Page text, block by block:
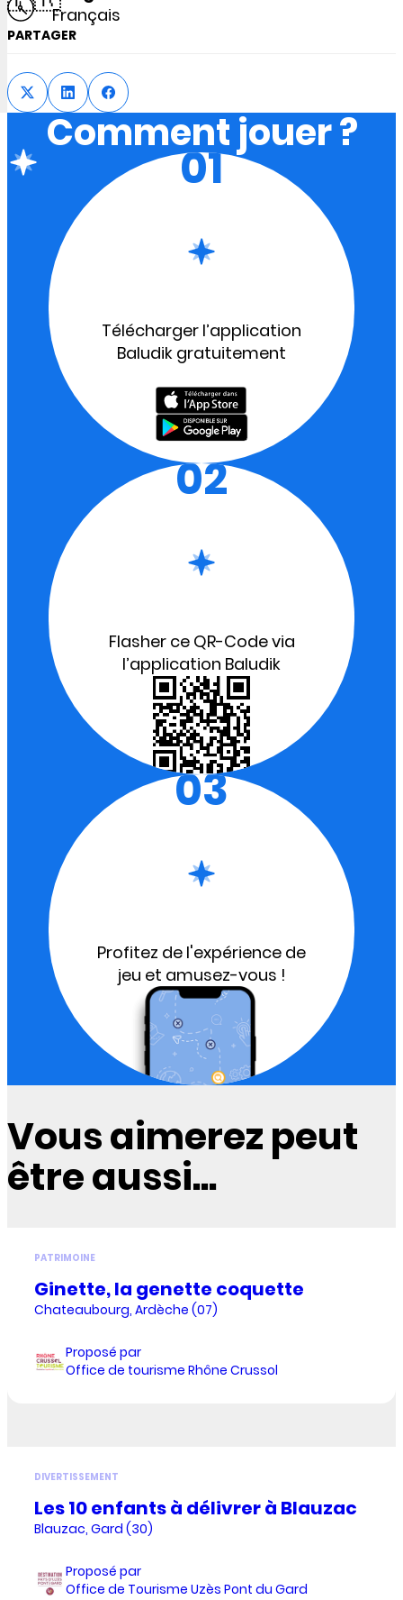
Français
PARTAGER
Comment jouer ?
01
Télécharger l’application
Baludik gratuitement
02
Flasher ce QR-Code via
l’application Baludik
03
Profitez de l'expérience de
jeu et amusez-vous !
Vous aimerez peut
être aussi...
PATRIMOINE
Ginette, la genette coquette
Chateaubourg, Ardèche (07)
Proposé par
Office de tourisme Rhône Crussol
DIVERTISSEMENT
Les 10 enfants à délivrer à Blauzac
Blauzac, Gard (30)
Proposé par
Office de Tourisme Uzès Pont du Gard